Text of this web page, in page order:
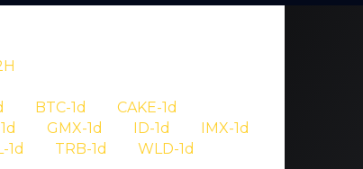
BTC-1d
CAKE-1d
GMX-1d ID-1d
IMX-1d
1d TRB-1d
WLD-1d